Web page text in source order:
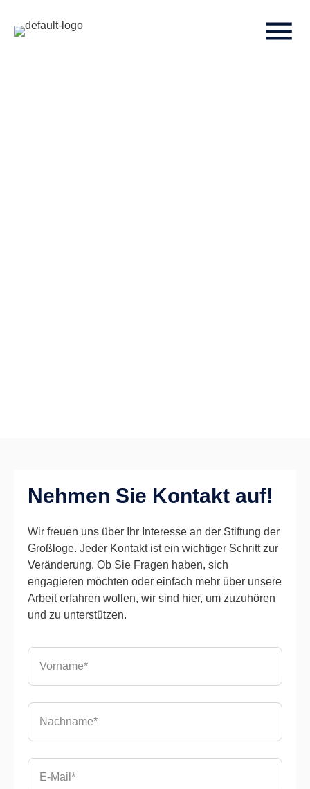
Nehmen Sie Kontakt auf!
Wir freuen uns über Ihr Interesse an der Stiftung der
Großloge. Jeder Kontakt ist ein wichtiger Schritt zur
Veränderung. Ob Sie Fragen haben, sich
engagieren möchten oder einfach mehr über unsere
Arbeit erfahren wollen, wir sind hier, um zuzuhören
und zu unterstützen.